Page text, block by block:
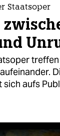
Staatsoper
aufs